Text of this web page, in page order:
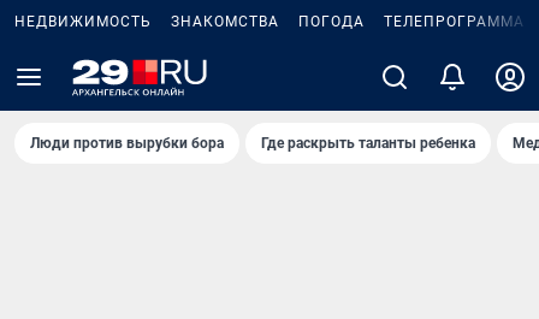
НЕДВИЖИМОСТЬ ЗНАКОМСТВА ПОГОДА ТЕЛЕПРОГРАММА
Люди против вырубки бора Где раскрыть таланты ребенка